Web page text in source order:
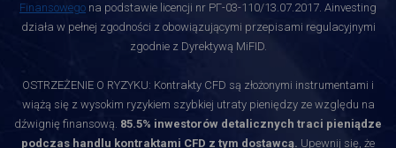
Finansowego na podstawie licencji nr РГ-03-110/13.07.2017. Ainvesting
działa w pełnej zgodności z obowiązującymi przepisami regulacyjnymi
zgodnie z Dyrektywą MiFID.
OSTRZEŻENIE O RYZYKU: Kontrakty CFD są złożonymi instrumentami i
wiążą się z wysokim ryzykiem szybkiej utraty pieniędzy ze względu na
dźwignię finansową. 85.5% inwestorów detalicznych traci pieniądze
podczas handlu kontraktami CFD z tym dostawcą. Upewnij się, że